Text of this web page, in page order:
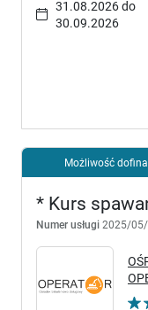
31.08.2026 do
30.09.2026
Możliwość
* Kurs
Numer usługi 2025/